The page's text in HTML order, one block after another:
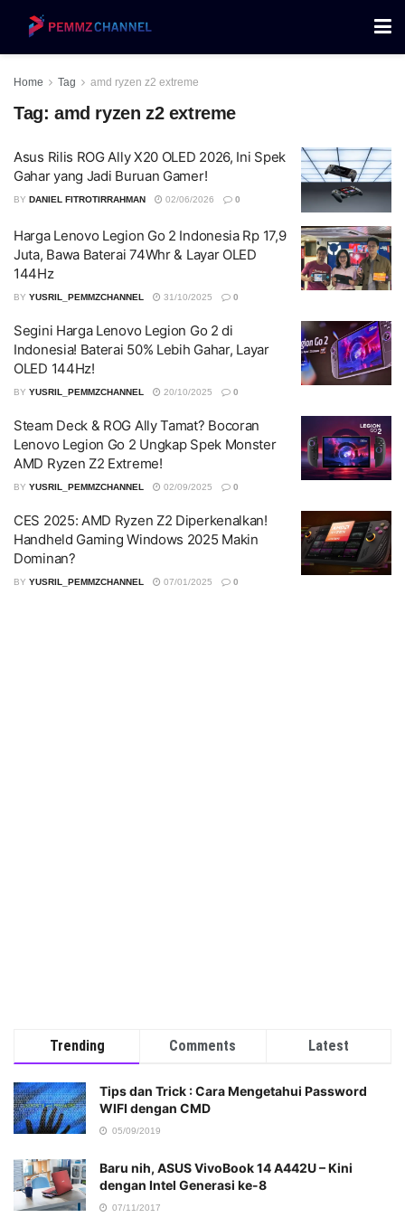
Home Tag amd ryzen z2 extreme
Tag: amd ryzen z2 extreme
Asus Rilis ROG Ally X20 OLED 2026, Ini Spek
Gahar yang Jadi Buruan Gamer!
BY DANIEL FITROTIRRAHMAN 02/06/2026 0
Harga Lenovo Legion Go 2 Indonesia Rp 17,9
Juta, Bawa Baterai 74Whr & Layar OLED
144Hz
BY YUSRIL_PEMMZCHANNEL 31/10/2025 0
Segini Harga Lenovo Legion Go 2 di
Indonesia! Baterai 50% Lebih Gahar, Layar
OLED 144Hz!
BY YUSRIL_PEMMZCHANNEL 20/10/2025 0
Steam Deck & ROG Ally Tamat? Bocoran
Lenovo Legion Go 2 Ungkap Spek Monster
AMD Ryzen Z2 Extreme!
BY YUSRIL_PEMMZCHANNEL 02/09/2025 0
CES 2025: AMD Ryzen Z2 Diperkenalkan!
Handheld Gaming Windows 2025 Makin
Dominan?
BY YUSRIL_PEMMZCHANNEL 07/01/2025 0
Trending Comments Latest
Tips dan Trick : Cara Mengetahui Password
WIFI dengan CMD
05/09/2019
Baru nih, ASUS VivoBook 14 A442U – Kini
dengan Intel Generasi ke-8
07/11/2017